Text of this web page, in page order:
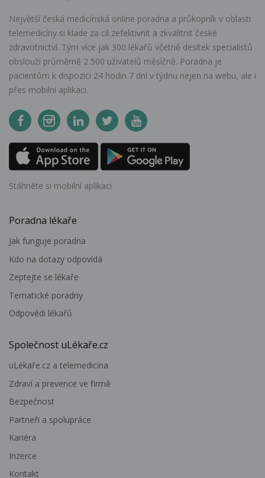
Největší česká medicínská online poradna a průkopník v oblasti
telemedicíny si klade za cíl zefektivnit a zkvalitnit české
zdravotnictví. Tým více jak 300 lékařů včetně desítek specialistů
obslouží průměrně 2 500 uživatelů měsíčně. Poradna je
pacientům k dispozici 24 hodin 7 dní v týdnu nejen na webu, ale i
přes mobilní aplikaci.
Stáhněte si mobilní aplikaci
Poradna lékaře
Jak funguje poradna
Kdo na dotazy odpovídá
Zeptejte se lékaře
Tematické poradny
Odpovědi lékařů
Společnost uLékaře.cz
uLékaře.cz a telemedicína
Zdraví a prevence ve firmě
Bezpečnost
Partneři a spolupráce
Kariéra
Inzerce
Kontakt